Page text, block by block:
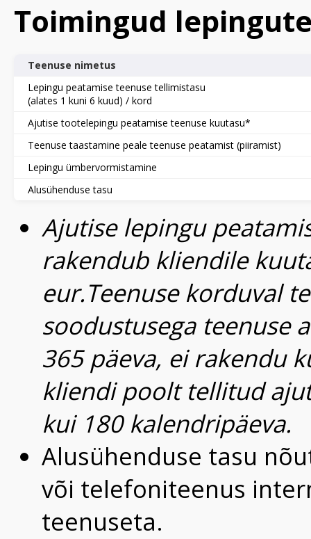
Toimingud
Teenuse nimetus
Lepingu peatamise teenuse tellimistasu
(alates 1 kuni 6 kuud) / kord
Ajutise tootelepingu peatamise teenuse kuutasu*
Teenuse taastamine peale teenuse peatamist (piiramist)
Lepingu ümbervormistamine
Alusühenduse tasu
Ajutise lepingu
rakendub kliendile
eur.Teenuse korduval
soodustusega teenuse
365 päeva, ei rakendu
kliendi poolt tellitud
kui 180 kalendripäeva.
Alusühenduse tasu
või telefoniteenus
teenuseta.